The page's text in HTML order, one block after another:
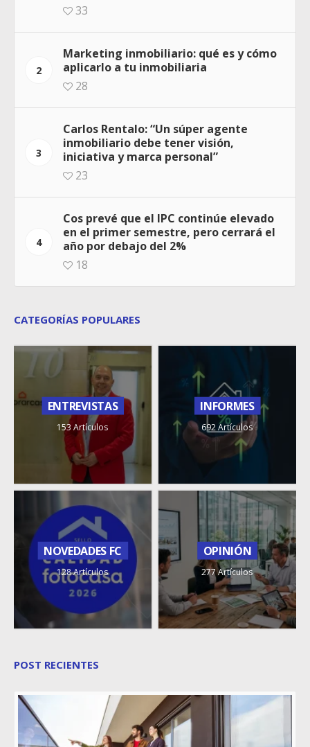
33
2
Marketing inmobiliario: qué es y cómo
aplicarlo a tu inmobiliaria
28
3
Carlos Rentalo: “Un súper agente
inmobiliario debe tener visión,
iniciativa y marca personal”
23
4
Cos prevé que el IPC continúe elevado
en el primer semestre, pero cerrará el
año por debajo del 2%
18
CATEGORÍAS POPULARES
ENTREVISTAS
153 Artículos
INFORMES
692 Artículos
NOVEDADES FC
128 Artículos
OPINIÓN
277 Artículos
POST RECIENTES